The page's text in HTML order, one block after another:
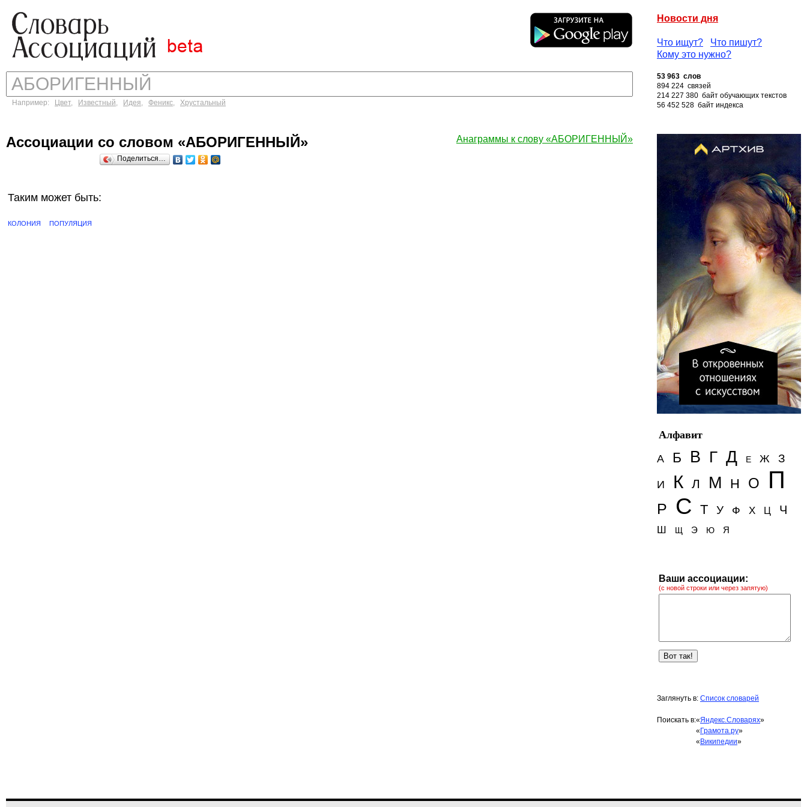
Новости дня
Что ищут?
Что пишут?
Кому это нужно?
Например: Цвет, Известный, Идея, Феникс, Хрустальный
53 963 слов
894 224 связей
214 227 380 байт обучающих текстов
56 452 528 байт индекса
Анаграммы к слову «АБОРИГЕННЫЙ»
Ассоциации со словом «АБОРИГЕННЫЙ»
Поделиться…
Таким может быть:
КОЛОНИЯ ПОПУЛЯЦИЯ
Алфавит
А
Б В Г Д Е Ж З
И К Л М Н О П
Р С Т У Ф Х Ц Ч
Ш Щ Э Ю Я
Ваши ассоциации:
(с новой строки или через запятую)
Заглянуть в: Список словарей
Поискать в:«Яндекс.Словарях»
« Грамота.ру»
« Википедии»